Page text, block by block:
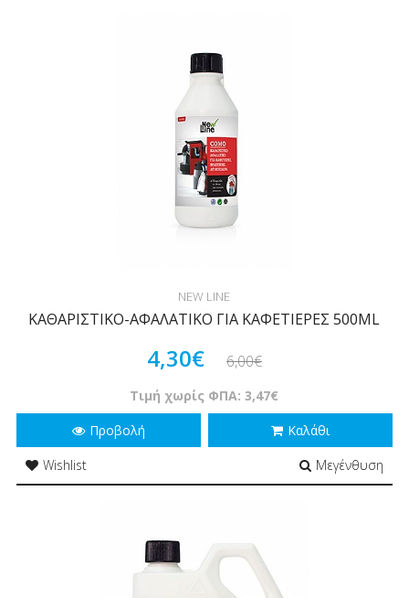
NEW LINE
ΚΑΘΑΡΙΣΤΙΚΟ-ΑΦΑΛΑΤΙΚΟ ΓΙΑ ΚΑΦΕΤΙΕΡΕΣ 500ML
4,30€ 6,00€
Τιμή χωρίς ΦΠΑ: 3,47€
Προβολή
Καλάθι
Wishlist
Μεγένθυση